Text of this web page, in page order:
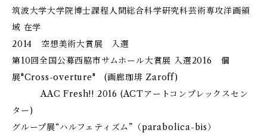
筑波大学大学院博士課程人間総合科学研究科芸術専攻洋画領
域 在学
2014 空想美術大賞展 入選
第10回全国公募西脇市サムホール大賞展 入選2016 個
展"Cross-overture" (画廊珈琲 Zaroff)
AAC Fresh!! 2016 (ACTアートコンプレックスセン
ター)
グループ展“ハルフェティズム”（parabolica-bis）